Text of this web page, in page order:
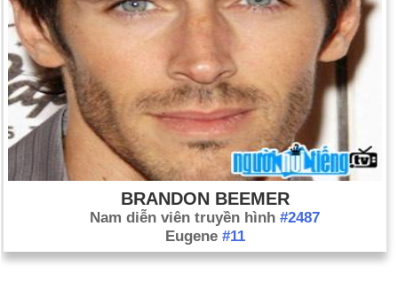
BRANDON BEEMER
Nam diễn viên truyền hình #2487
Eugene #11